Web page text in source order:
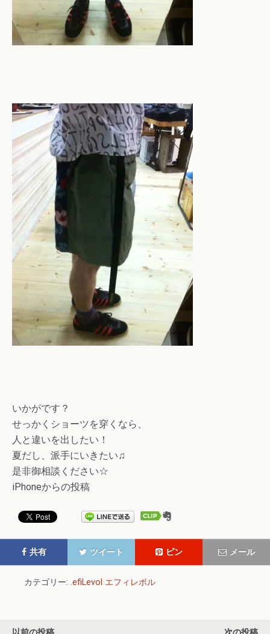
いかがです？
せっかくショーツを穿くなら、
人と違いを出したい！
夏だし、派手にいきたい♫
是非御相談ください☆
iPhoneからの投稿
共有 ツイート ピン メール
カテゴリー: .efiLevol エフィレボル